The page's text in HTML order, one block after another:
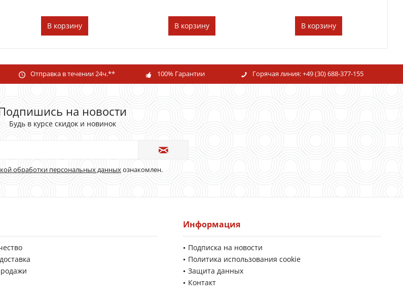
В корзину В корзину В корзину
Отправка в течении 24ч.** 100% Гарантии Горячая линия:+49 (30) 688-377-155
на новости
Будь в курсе скидок и новинок
обработки персональных данныхознакомлен.
Информация
Подписка на новости
Политика использования cookie
Защита данных
Контакт